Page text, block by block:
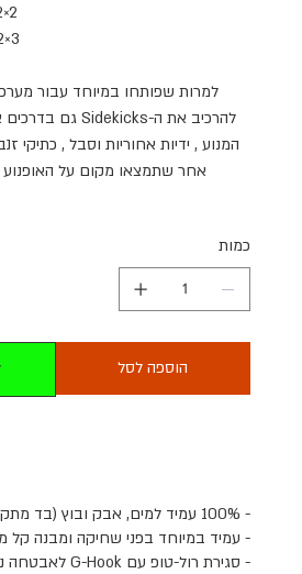
למרות שפותחו במיוחד עבור
להרכיב את ה-Sidekicks
גם בדרכים
המנוע , ידיות אחוריות וסבל , כתיקי
אחר שתמצאו מקום על
כמות
הוספה לסל
- 100%
עמיד למים, אבק ובוץ (בד מתקדם
- עמיד במיוחד בפני שחיקה ומבנה קל
- סגירת רול-טופ עם
לאבטחה